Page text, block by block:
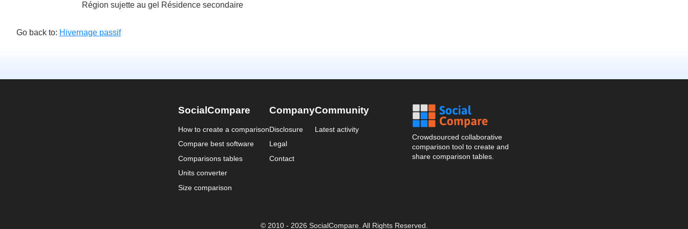
Région sujette au gel Résidence secondaire
Go back to: Hivernage passif
SocialCompare
How to create a comparison
Compare best software
Comparisons tables
Units converter
Size comparison
Company
Disclosure
Legal
Contact
Community
Latest activity
Crowdsourced collaborative
comparison tool to create and
share comparison tables.
© 2010 - 2026 SocialCompare. All Rights Reserved.